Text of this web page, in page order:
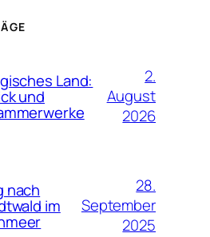
Land:
und
2.
August
2026
nach
im
28.
September
2025